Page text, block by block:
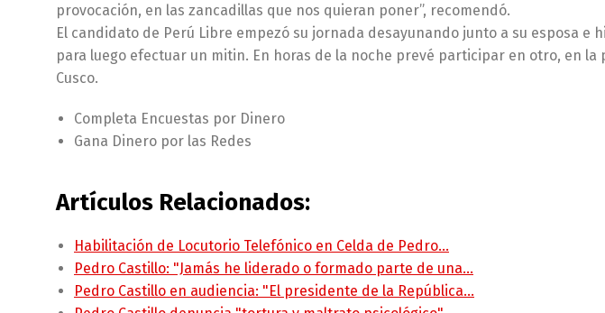
provocación, en las zancadillas que nos quieran poner”, recomendó.
El candidato de Perú Libre empezó su jornada desayunando junto a su esposa e
para luego efectuar un mitin. En horas de la noche prevé participar en otro, en la
Cusco.
Completa Encuestas por Dinero
Gana Dinero por las Redes
Artículos Relacionados:
Habilitación de Locutorio Telefónico en Celda de Pedro…
Pedro Castillo: "Jamás he liderado o formado parte de una…
Pedro Castillo en audiencia: "El presidente de la República…